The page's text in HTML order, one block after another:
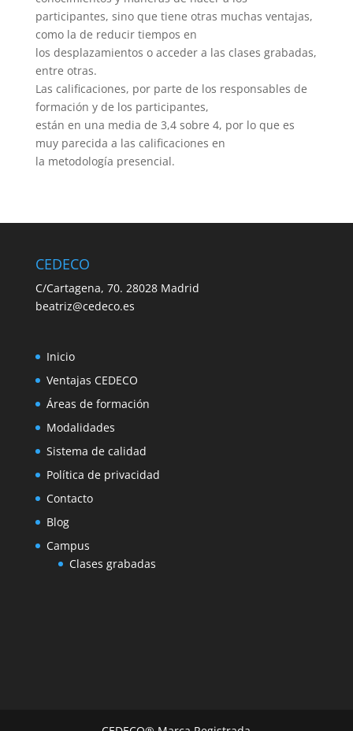
participantes, sino que tiene otras muchas ventajas,
como la de reducir tiempos en
los desplazamientos o acceder a las clases grabadas,
entre otras.
Las calificaciones, por parte de los responsables de
formación y de los participantes,
están en una media de 3,4 sobre 4, por lo que es
muy parecida a las calificaciones en
la metodología presencial.
CEDECO
C/Cartagena, 70. 28028 Madrid
beatriz@cedeco.es
Inicio
Ventajas CEDECO
Áreas de formación
Modalidades
Sistema de calidad
Política de privacidad
Contacto
Blog
Campus
Clases grabadas